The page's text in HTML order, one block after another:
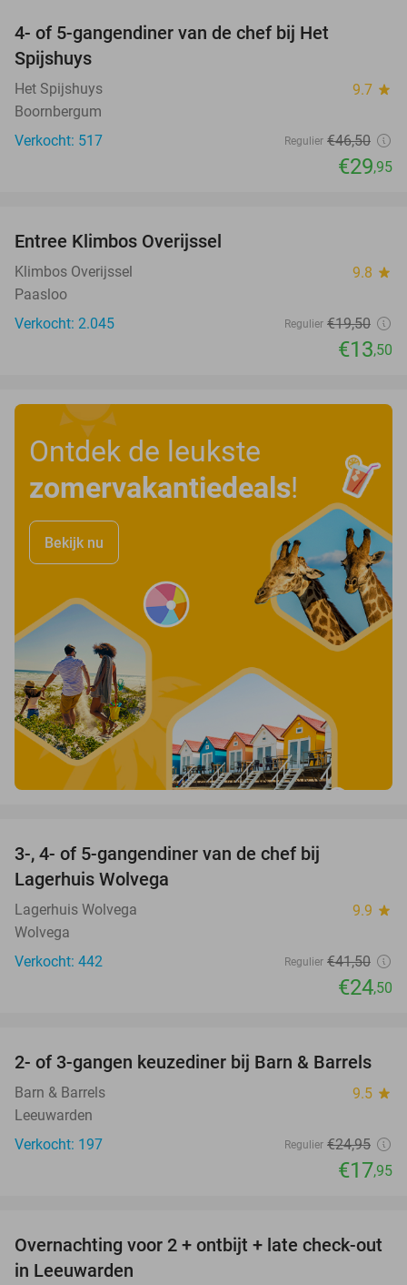
4- of 5-gangendiner van de chef bij Het
Spijshuys
Het Spijshuys 9.7 star
Boornbergum
Verkocht: 517
Regulier €46,50
€29,95
Entree Klimbos Overijssel
Klimbos Overijssel 9.8 star
Paasloo
Verkocht: 2.045
Regulier €19,50
€13,50
Ontdek de leukste
zomervakantiedeals!
Bekijk nu
3-, 4- of 5-gangendiner van de chef bij
Lagerhuis Wolvega
Lagerhuis Wolvega 9.9 star
Wolvega
Verkocht: 442
Regulier €41,50
€24,50
28%
2- of 3-gangen keuzediner bij Barn & Barrels
Barn & Barrels 9.5 star
Leeuwarden
Verkocht: 197
Regulier €24,95
€17,95
39%
Overnachting voor 2 + ontbijt + late check-out
in Leeuwarden